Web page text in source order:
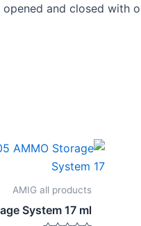
and closed with
AMIG all products
System 17 ml